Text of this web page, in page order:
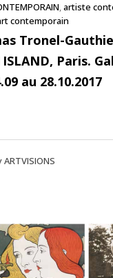
,artiste
contemporain
Tronel-
ISLAND, Paris.
au 28.10.2017
ARTVISIONS